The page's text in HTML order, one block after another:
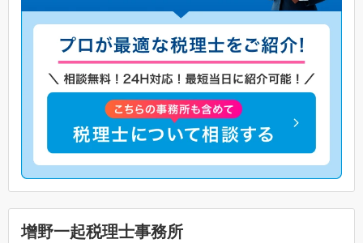
增野一起税理士事務所